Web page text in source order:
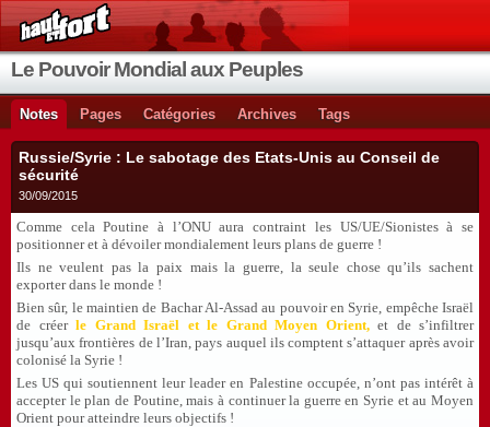
Le Pouvoir Mondial aux Peuples
Notes Pages Catégories Archives Tags
Russie/Syrie : Le sabotage des Etats-Unis au Conseil de
sécurité
30/09/2015
Comme cela Poutine à l’ONU aura contraint les US/UE/Sionistes à se
positionner et à dévoiler mondialement leurs plans de guerre !
Ils ne veulent pas la paix mais la guerre, la seule chose qu’ils sachent
exporter dans le monde !
Bien sûr, le maintien de Bachar Al-Assad au pouvoir en Syrie, empêche Israël
de créer le Grand Israël et le Grand Moyen Orient, et de s’infiltrer
jusqu’aux frontières de l’Iran, pays auquel ils comptent s’attaquer après avoir
colonisé la Syrie !
Les US qui soutiennent leur leader en Palestine occupée, n’ont pas intérêt à
accepter le plan de Poutine, mais à continuer la guerre en Syrie et au Moyen
Orient pour atteindre leurs objectifs !